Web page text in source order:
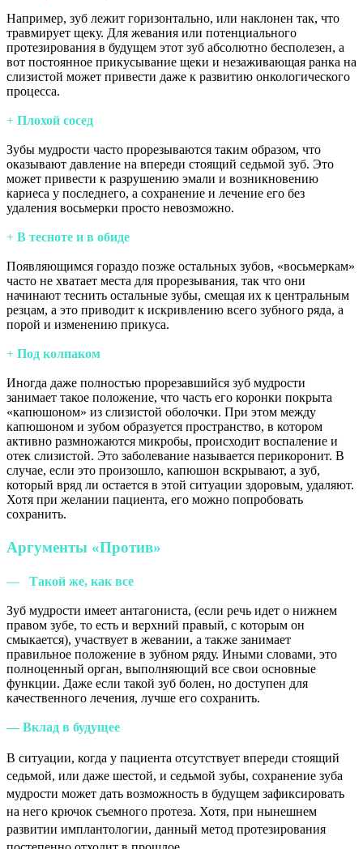
Например, зуб лежит горизонтально, или наклонен так, что
травмирует щеку. Для жевания или потенциального
протезирования в будущем этот зуб абсолютно бесполезен, а
вот постоянное прикусывание щеки и незаживающая ранка на
слизистой может привести даже к развитию онкологического
процесса.
+ Плохой сосед
Зубы мудрости часто прорезываются таким образом, что
оказывают давление на впереди стоящий седьмой зуб. Это
может привести к разрушению эмали и возникновению
кариеса у последнего, а сохранение и лечение его без
удаления восьмерки просто невозможно.
+ В тесноте и в обиде
Появляющимся гораздо позже остальных зубов, «восьмеркам»
часто не хватает места для прорезывания, так что они
начинают теснить остальные зубы, смещая их к центральным
резцам, а это приводит к искривлению всего зубного ряда, а
порой и изменению прикуса.
+ Под колпаком
Иногда даже полностью прорезавшийся зуб мудрости
занимает такое положение, что часть его коронки покрыта
«капюшоном» из слизистой оболочки. При этом между
капюшоном и зубом образуется пространство, в котором
активно размножаются микробы, происходит воспаление и
отек слизистой. Это заболевание называется перикоронит. В
случае, если это произошло, капюшон вскрывают, а зуб,
который вряд ли остается в этой ситуации здоровым, удаляют.
Хотя при желании пациента, его можно попробовать
сохранить.
Аргументы «Против»
— Такой же, как все
Зуб мудрости имеет антагониста, (если речь идет о нижнем
правом зубе, то есть и верхний правый, с которым он
смыкается), участвует в жевании, а также занимает
правильное положение в зубном ряду. Иными словами, это
полноценный орган, выполняющий все свои основные
функции. Даже если такой зуб болен, но доступен для
качественного лечения, лучше его сохранить.
— Вклад в будущее
В ситуации, когда у пациента отсутствует впереди стоящий
седьмой, или даже шестой, и седьмой зубы, сохранение зуба
мудрости может дать возможность в будущем зафиксировать
на него крючок съемного протеза. Хотя, при нынешнем
развитии имплантологии, данный метод протезирования